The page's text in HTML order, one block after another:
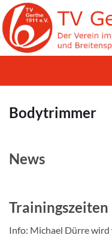
Bodytrimmer
News
Trainingszeiten
Info: Michael Dürre wird